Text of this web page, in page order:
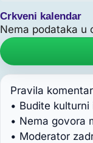
Crkveni kalendar
Nema podataka u
Pravila
• Budite kulturni
• Nema govora
• Moderator